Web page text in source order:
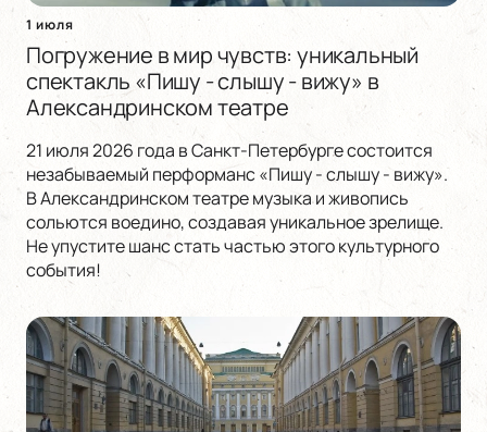
1 июля
Погружение в мир чувств: уникальный
спектакль «Пишу - слышу - вижу» в
Александринском театре
21 июля 2026 года в Санкт-Петербурге состоится
незабываемый перформанс «Пишу - слышу - вижу».
В Александринском театре музыка и живопись
сольются воедино, создавая уникальное зрелище.
Не упустите шанс стать частью этого культурного
события!